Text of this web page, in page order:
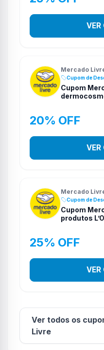
VER
Mercado
Cupom de
Cupom
20% OFF
VER
Mercado
Cupom de
Cupom
produtos
25% OFF
VER
Ver todos os
Livre